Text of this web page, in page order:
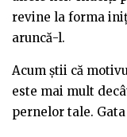
revine la forma
aruncă-l.
Acum știi că
este mai mult
pernelor tale.